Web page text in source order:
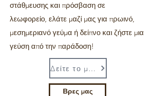
στάθμευσης και πρόσβαση σε
λεωφορείο, ελάτε μαζί μας για πρωινό,
μεσημεριανό γεύμα ή δείπνο και ζήστε μια
γεύση από την παράδοση!
Δείτε το μενού
Βρες μας